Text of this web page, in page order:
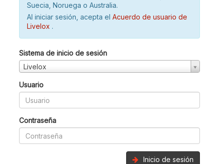
Suecia, Noruega o Australia.
Al iniciar sesión, acepta el Acuerdo de usuario de
Livelox .
Sistema de inicio de sesión
Livelox
Usuario
Contraseña
Inicio de sesión